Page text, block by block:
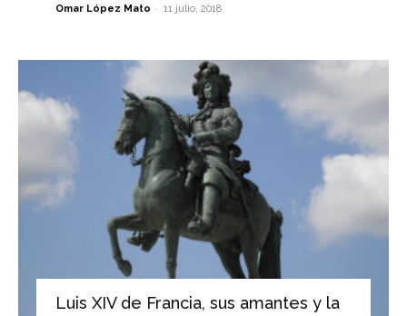
Omar López Mato - 11 julio, 2018
Luis XIV de Francia, sus amantes y la